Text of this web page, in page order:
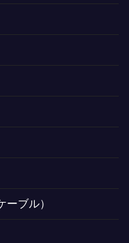
ブル）